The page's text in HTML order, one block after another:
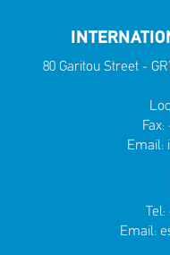
80 Garitou Street -
Fax:
Email:
Tel:
Email: